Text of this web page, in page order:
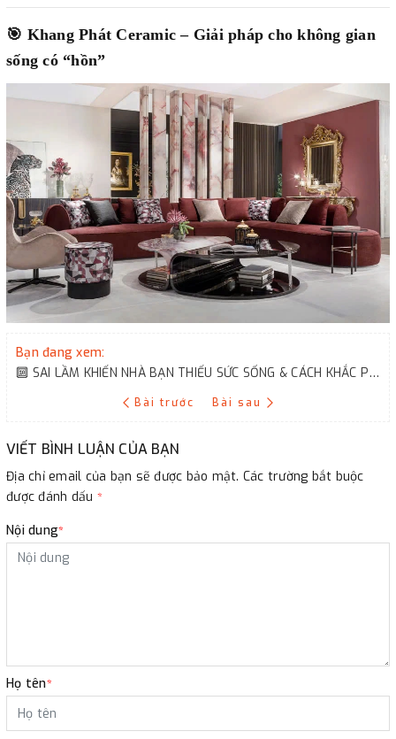
🎯 Khang Phát Ceramic – Giải pháp cho không gian
sống có “hồn”
Bạn đang xem:
🔟 SAI LẦM KHIẾN NHÀ BẠN THIẾU SỨC SỐNG & CÁCH KHẮC PHỤC ĐƠN GIẢN
Bài trước Bài sau
VIẾT BÌNH LUẬN CỦA BẠN
Địa chỉ email của bạn sẽ được bảo mật. Các trường bắt buộc
được đánh dấu *
Nội dung*
Họ tên*